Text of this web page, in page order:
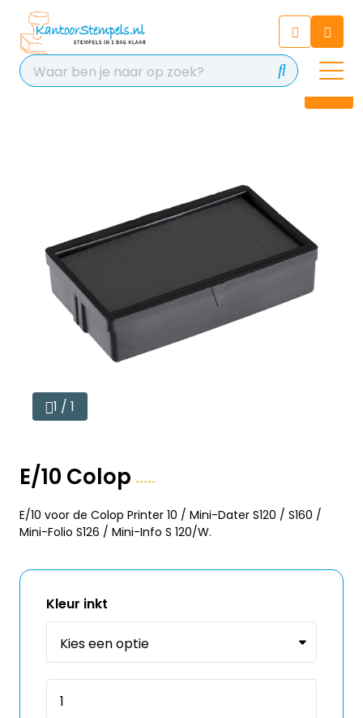
Chat 24/7 met onze chatbot
voor hulp
Contact
1 / 1
E/10 Colop
E/10 voor de Colop Printer 10 / Mini-Dater S120 / S160 /
Mini-Folio S126 / Mini-Info S 120/W.
Kleur inkt